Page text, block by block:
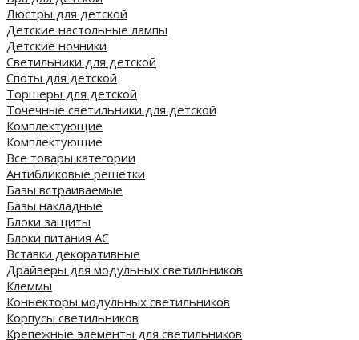
Люстры для детской
Детские настольные лампы
Детские ночники
Светильники для детской
Споты для детской
Торшеры для детской
Точечные светильники для детской
Комплектующие
Комплектующие
Все товары категории
Антибликовые решетки
Базы встраиваемые
Базы накладные
Блоки защиты
Блоки питания AC
Вставки декоративные
Драйверы для модульных светильников
Клеммы
Коннекторы модульных светильников
Корпусы светильников
Крепежные элементы для светильников